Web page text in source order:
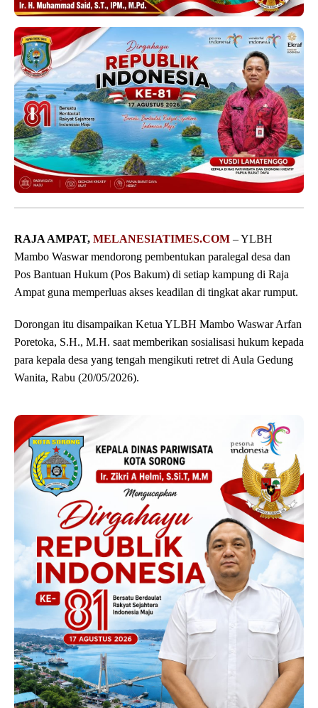
RAJA AMPAT, MELANESIATIMES.COM – YLBH
Mambo Waswar mendorong pembentukan paralegal desa dan
Pos Bantuan Hukum (Pos Bakum) di setiap kampung di Raja
Ampat guna memperluas akses keadilan di tingkat akar rumput.
Dorongan itu disampaikan Ketua YLBH Mambo Waswar Arfan
Poretoka, S.H., M.H. saat memberikan sosialisasi hukum kepada
para kepala desa yang tengah mengikuti retret di Aula Gedung
Wanita, Rabu (20/05/2026).